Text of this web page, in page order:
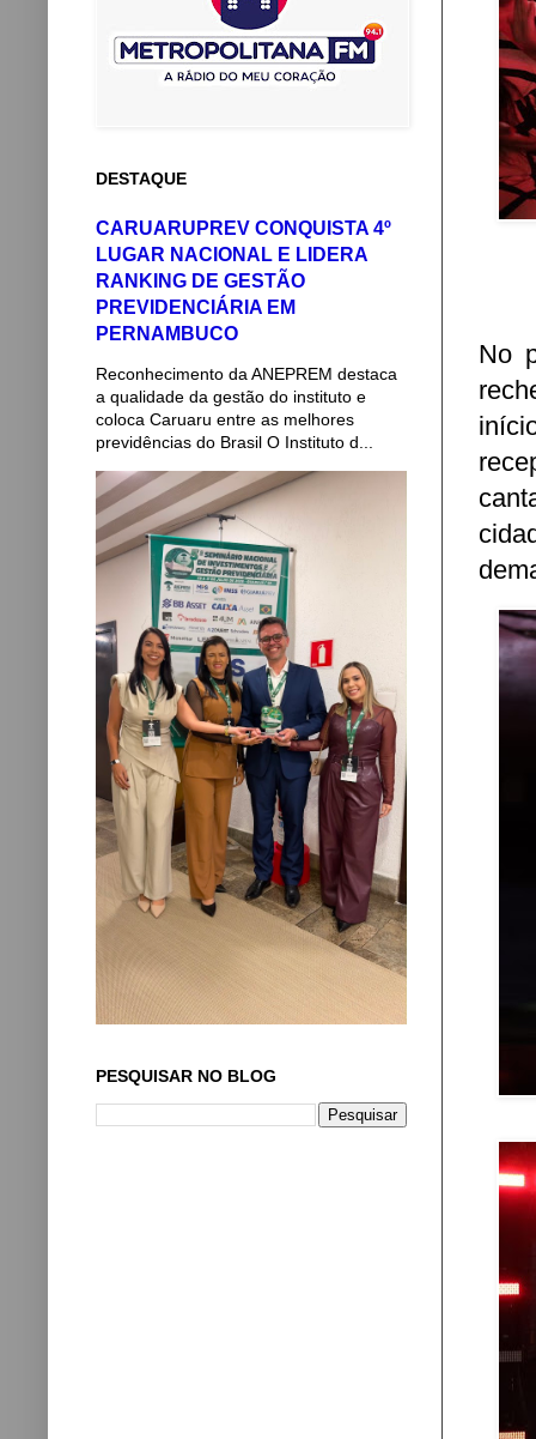
No
DESTAQUE
CARUARUPREV CONQUISTA 4º
LUGAR NACIONAL E LIDERA
RANKING DE GESTÃO
PREVIDENCIÁRIA EM
PERNAMBUCO
Reconhecimento da ANEPREM destaca
a qualidade da gestão do instituto e
coloca Caruaru entre as melhores
previdências do Brasil O Instituto d...
PESQUISAR NO BLOG